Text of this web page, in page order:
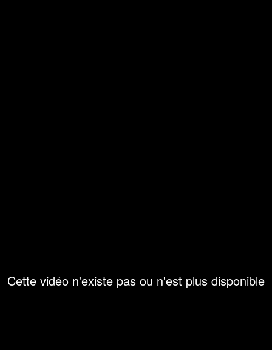
Cette vidéo n'existe pas ou n'est plus disponible